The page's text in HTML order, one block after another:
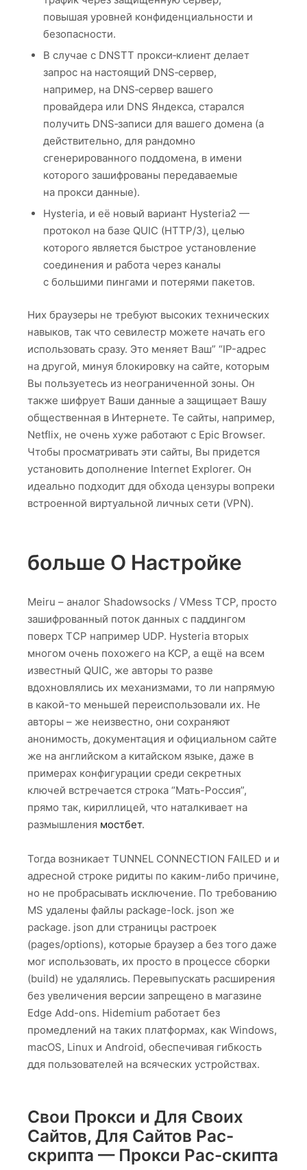
повышая уровней конфиденциальности и
безопасности.
В случае с DNSTT прокси‑клиент делает
запрос на настоящий DNS‑сервер,
например, на DNS‑сервер вашего
провайдера или DNS Яндекса, старался
получить DNS‑записи для вашего домена (а
действительно, для рандомно
сгенерированного поддомена, в имени
которого зашифрованы передаваемые
на прокси данные).
Hysteria, и её новый вариант Hysteria2 —
протокол на базе QUIC (HTTP/3), целью
которого является быстрое установление
соединения и работа через каналы
с большими пингами и потерями пакетов.
Них браузеры не требуют высоких технических
навыков, так что севилестр можете начать его
использовать сразу. Это меняет Ваш” “IP-адрес
на другой, минуя блокировку на сайте, которым
Вы пользуетесь из неограниченной зоны. Он
также шифрует Ваши данные а защищает Вашу
общественная в Интернете. Те сайты, например,
Netflix, не очень хуже работают с Epic Browser.
Чтобы просматривать эти сайты, Вы придется
установить дополнение Internet Explorer. Он
идеально подходит ддя обхода цензуры вопреки
встроенной виртуальной личных сети (VPN).
больше О Настройке
Meiru – аналог Shadowsocks / VMess TCP, просто
зашифрованный поток данных с паддингом
поверх TCP например UDP. Hysteria вторых
многом очень похожего на KCP, а ещё на всем
известный QUIC, же авторы то разве
вдохновлялись их механизмами, то ли напрямую
в какой-то меньшей переиспользовали их. Не
авторы – же неизвестно, они сохраняют
анонимость, документация и официальном сайте
же на английском а китайском языке, даже в
примерах конфигурации среди секретных
ключей встречается строка “Мать-Россия”,
прямо так, кириллицей, что наталкивает на
размышления мостбет.
Тогда возникает TUNNEL CONNECTION FAILED и и
адресной строке ридиты по каким-либо причине,
но не пробрасывать исключение. По требованию
MS удалены файлы package-lock. json же
package. json дли страницы растроек
(pages/options), которые браузер а без того даже
мог использовать, их просто в процессе сборки
(build) не удалялись. Перевыпускать расширения
без увеличения версии запрещено в магазине
Edge Add-ons. Hidemium работает без
промедлений на таких платформах, как Windows,
macOS, Linux и Android, обеспечивая гибкость
ддя пользователей на всяческих устройствах.
Свои Прокси и Для Своих
Сайтов, Для Сайтов Pac-
скрипта — Прокси Pac-скипта